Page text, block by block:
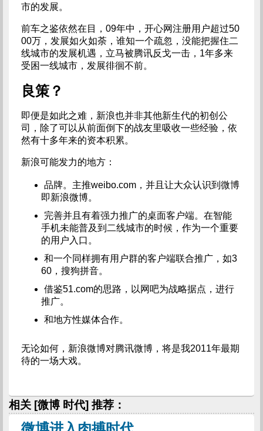
市的发展。
前车之鉴依然在目，09年中，开心网注册用户超过50
00万，发展如火如荼，谁知一个疏忽，没能把握住二
线城市的发展机遇，立马被腾讯反戈一击，1年多来
受困一线城市，发展徘徊不前。
良策？
即便是如此之难，新浪也并非其他新生代的初创公
司，除了可以从前面倒下的战友里吸收一些经验，依
然有十多年来的资本积累。
新浪可能发力的地方：
品牌。主推weibo.com，并且让大众认识到微博
即新浪微博。
完善并且有着强力推广的桌面客户端。在智能
手机未能普及到二线城市的时候，作为一个重要
的用户入口。
和一个同样拥有用户群的客户端联合推广，如3
60，搜狗拼音。
借鉴51.com的思路，以网吧为战略据点，进行
推广。
和地方性媒体合作。
无论如何，新浪微博对腾讯微博，将是我2011年最期
待的一场大戏。
相关 [微博 时代] 推荐：